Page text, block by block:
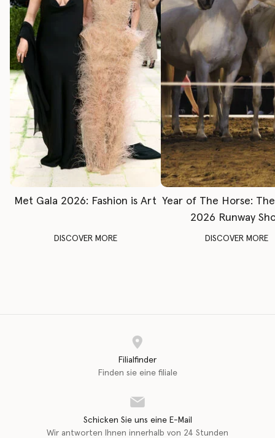
Met Gala 2026: Fashion is Art
DISCOVER MORE
Year of The Horse:
2026 Runway
DISCOVER MORE
Filialfinder
Finden sie eine filiale
Schicken Sie uns eine E-Mail
Wir antworten Ihnen innerhalb von 24 Stunden